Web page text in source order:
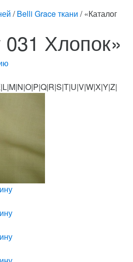
/Belli Grace ткани / «Каталог
031 Хлопок»